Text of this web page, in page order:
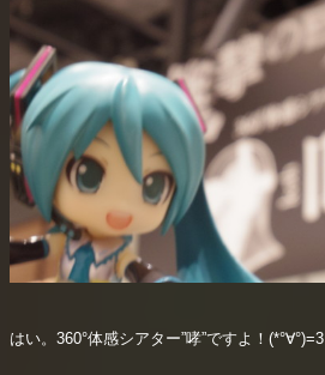
はい。360°体感シアター”哮”ですよ！(*°∀°)=3